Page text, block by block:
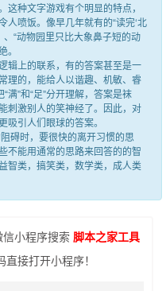
种文字游戏有个明显的特点，
人喷饭。像早几年就有的“读完‘北
、“动物园里只比大象鼻子短的动
。
上的联系，有的答案甚至是一
理的，能给人以谐趣、机敏、睿
满”和“足”分开理解，答案是袜
刺激别人的笑神经了。因此，对
吸引人们眼球的答案。
时，要很快的离开习惯的思
不能用通常的思路来回答的的智
智类，搞笑类，数学类，成人类
小程序搜索 脚本之家工具
接打开小程序！